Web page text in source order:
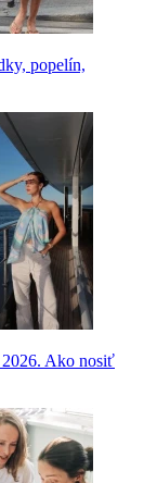
popelín,
Ako nosiť